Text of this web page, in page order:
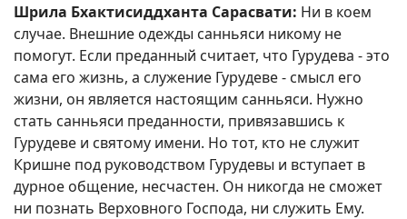
Шрила Бхактисиддханта Сарасвати: Ни в коем
случае. Внешние одежды санньяси никому не
помогут. Если преданный считает, что Гурудева - это
сама его жизнь, а служение Гурудеве - смысл его
жизни, он является настоящим санньяси. Нужно
стать санньяси преданности, привязавшись к
Гурудеве и святому имени. Но тот, кто не служит
Кришне под руководством Гурудевы и вступает в
дурное общение, несчастен. Он никогда не сможет
ни познать Верховного Господа, ни служить Ему.